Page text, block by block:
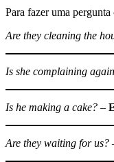
Para fazer uma
Are they cleaning the
Is she complaining
Is he making a cake? –
Are they waiting for us?